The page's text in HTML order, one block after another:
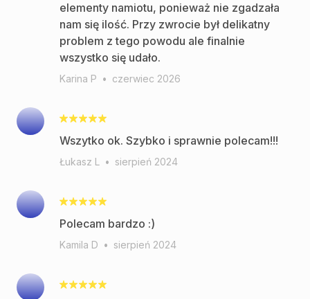
elementy namiotu, ponieważ nie zgadzała
nam się ilość. Przy zwrocie był delikatny
problem z tego powodu ale finalnie
wszystko się udało.
Karina P • czerwiec 2026
Wszytko ok. Szybko i sprawnie polecam!!!
Łukasz L • sierpień 2024
Polecam bardzo :)
Kamila D • sierpień 2024